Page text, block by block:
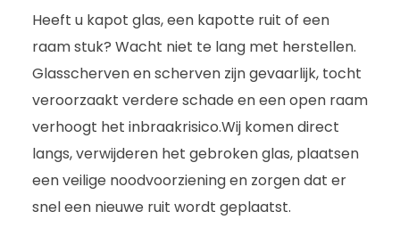
Heeft u kapot glas, een kapotte ruit of een
raam stuk? Wacht niet te lang met herstellen.
Glasscherven en scherven zijn gevaarlijk, tocht
veroorzaakt verdere schade en een open raam
verhoogt het inbraakrisico.Wij komen direct
langs, verwijderen het gebroken glas, plaatsen
een veilige noodvoorziening en zorgen dat er
snel een nieuwe ruit wordt geplaatst.